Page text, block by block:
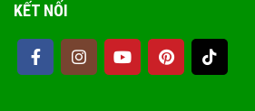
KẾT NỐI